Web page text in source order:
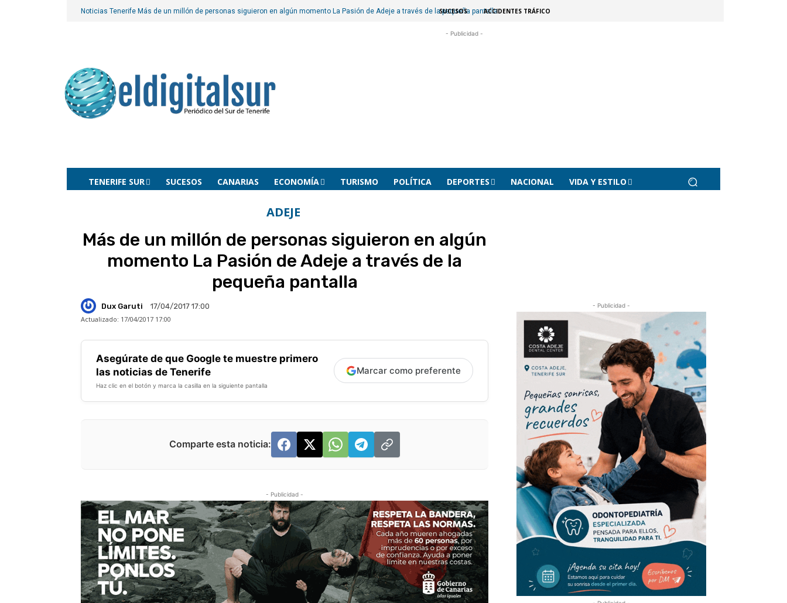
Noticias Tenerife Más de un millón de personas siguieron en algún momento La Pasión de Adeje a través de la pequeña pantalla
SUCESOS ACCIDENTES TRÁFICO
- Publicidad -
TENERIFE SUR SUCESOS CANARIAS ECONOMÍA TURISMO POLÍTICA DEPORTES NACIONAL VIDA Y ESTILO
ADEJE
Más de un millón de personas siguieron en algún
momento La Pasión de Adeje a través de la
pequeña pantalla
Dux Garuti
17/04/2017 17:00
Actualizado: 17/04/2017 17:00
Asegúrate de que Google te muestre primero
las noticias de Tenerife
Haz clic en el botón y marca la casilla en la siguiente pantalla
Marcar como preferente
Comparte esta noticia:
- Publicidad -
- Publicidad -